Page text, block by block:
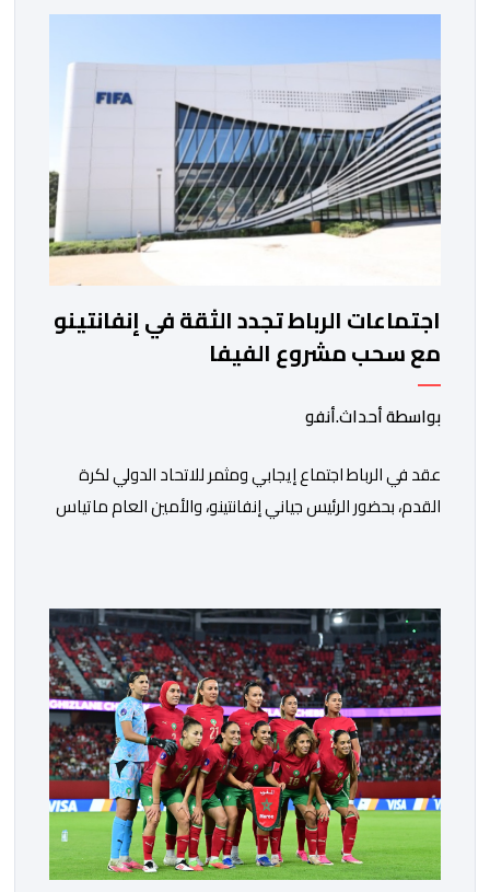
اجتماعات الرباط تجدد الثقة في إنفانتينو
مع سحب مشروع الفيفا
بواسطة أحداث.أنفو
عقد في الرباط اجتماع إيجابي ومثمر للاتحاد الدولي لكرة
القدم، بحضور الرئيس جياني إنفانتينو، والأمين العام ماتياس
تجديد الثقة المتبادلة بين القيادة التنفيذية للاتحاد، حيث أكد
المجتمعون دعمهم الكامل للرئيس إنفانتينو باعتباره
المسؤول الوحيد المباشر والمنتخب من قِبل 211 اتحادا […]